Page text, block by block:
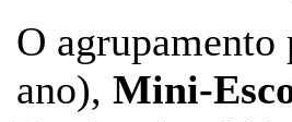
O
ano), Mini-